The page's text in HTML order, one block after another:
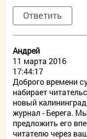
Ответить
Андрей
11 марта 2016
17:44:17
Доброго времени
набирает
новый
журнал - Берега.
предложить его
читателю через